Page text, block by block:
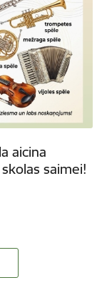
aicina
saimei!